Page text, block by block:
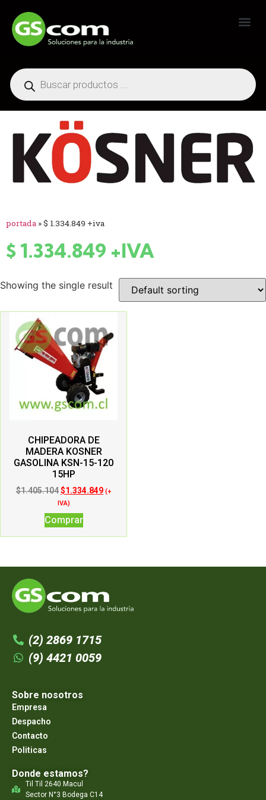
portada »$ 1.334.849 +iva
$ 1.334.849 +IVA
Showing the single result
CHIPEADORA DE
MADERA KOSNER
GASOLINA KSN-15-120
15HP
$1.405.104$1.334.849 (+
IVA)
Comprar
(2) 2869 1715
(9) 4421 0059
Sobre nosotros
Empresa
Despacho
Contacto
Politicas
Donde estamos?
Til Til 2640 Macul
Sector N°3 Bodega C14